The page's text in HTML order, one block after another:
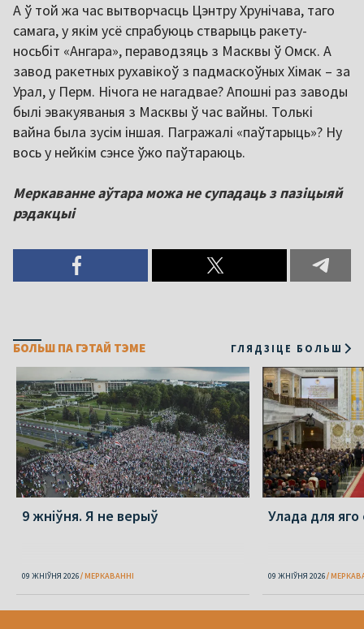
А ў той жа час вытворчасць Цэнтру Хрунічава, таго
самага, у якім усё спрабуюць стварыць ракету-
носьбіт «Ангара», пераводзяць з Масквы ў Омск. А
завод ракетных рухавікоў з падмаскоўных Хімак – за
Урал, у Перм. Нічога не нагадвае? Апошні раз заводы
былі эвакуяваныя з Масквы ў час вайны. Толькі
вайна была зусім іншая. Пагражалі «паўтарыць»? Ну
вось у нейкім сэнсе ўжо паўтараюць.
Меркаванне аўтара можа не супадаць з пазіцыяй
рэдакцыі
БОЛЬШ ПА ГЭТАЙ ТЭМЕ ГЛЯДЗІЦЕ БОЛЬШ
9 жніўня. Я не верыў
09 ЖНІЎНЯ 2026 МЕРКАВАННI
Улада для
09 ЖНІЎНЯ 2026